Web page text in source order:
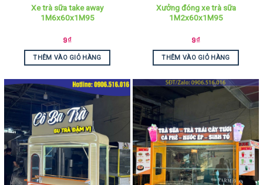
Xe trà sữa take away
1M6x60x1M95
9₫
THÊM VÀO GIỎ HÀNG
Xưởng đóng xe trà sữa
1M2x60x1M95
9₫
THÊM VÀO GIỎ HÀNG